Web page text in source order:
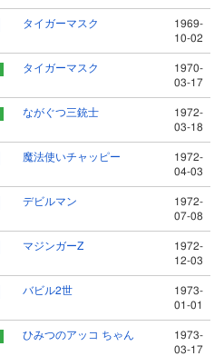
タイガーマスク
1969-
10-02
タイガーマスク
1970-
03-17
ながぐつ三銃士
1972-
03-18
魔法使いチャッピー
1972-
04-03
デビルマン
1972-
07-08
マジンガーZ
1972-
12-03
バビル2世
1973-
01-01
ひみつのアッコ ちゃん
1973-
03-17